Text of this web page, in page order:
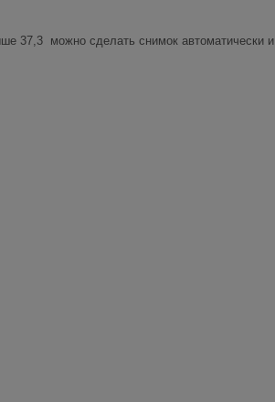
37,3 можно сделать снимок автоматически и